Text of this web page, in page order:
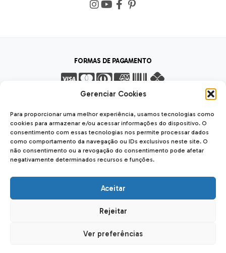
Gerenciar Cookies
Para proporcionar uma melhor experiência, usamos tecnologias como
cookies para armazenar e/ou acessar informações do dispositivo. O
consentimento com essas tecnologias nos permite processar dados
como comportamento da navegação ou IDs exclusivos neste site. O
não consentimento ou a revogação do consentimento pode afetar
negativamente determinados recursos e funções.
Aceitar
Rejeitar
Ver preferências
FORMAS DE PAGAMENTO
SEGURANÇA
SSL Seguro Safe
Forseti Usinagem LTDA| CNPJ: 12.040.842/0001-56